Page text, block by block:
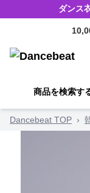
ダンス
商品を検索す
Dancebeat TOP ›